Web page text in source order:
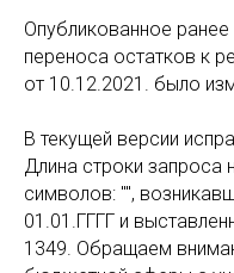
Опубликованное
переноса остатков к
от 10.12.2021. было
В текущей версии
Длина строки
символов: "",
01.01.ГГГГ и
1349. Обращаем